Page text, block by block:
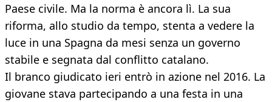
Paese civile. Ma la norma è ancora lì. La sua
riforma, allo studio da tempo, stenta a vedere la
luce in una Spagna da mesi senza un governo
stabile e segnata dal conflitto catalano.
Il branco giudicato ieri entrò in azione nel 2016. La
giovane stava partecipando a una festa in una